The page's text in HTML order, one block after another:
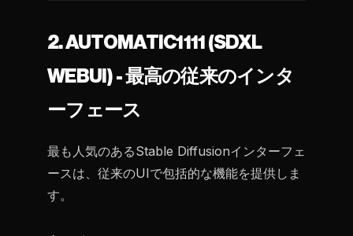
2. AUTOMATIC1111 (SDXL
WEBUI) - 最高の従来のインタ
ーフェース
最も人気のあるStable Diffusionインターフェ
ースは、従来のUIで包括的な機能を提供しま
す。